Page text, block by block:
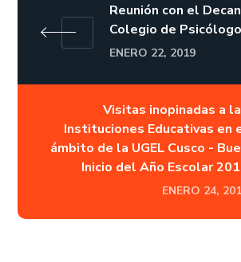
Reunión con el
Colegio de
ENERO 22, 2019
Visitas inopinadas a
Instituciones Educativas en
ámbito de la UGEL Cusco -
Inicio del Año Escolar
ENERO 24,